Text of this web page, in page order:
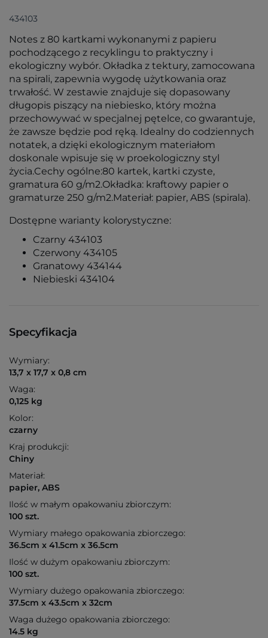
434103
Notes z 80 kartkami wykonanymi z papieru
pochodzącego z recyklingu to praktyczny i
ekologiczny wybór. Okładka z tektury, zamocowana
na spirali, zapewnia wygodę użytkowania oraz
trwałość. W zestawie znajduje się dopasowany
długopis piszący na niebiesko, który można
przechowywać w specjalnej pętelce, co gwarantuje,
że zawsze będzie pod ręką. Idealny do codziennych
notatek, a dzięki ekologicznym materiałom
doskonale wpisuje się w proekologiczny styl
życia.Cechy ogólne:80 kartek, kartki czyste,
gramatura 60 g/m2.Okładka: kraftowy papier o
gramaturze 250 g/m2.Materiał: papier, ABS (spirala).
Dostępne warianty kolorystyczne:
Czarny 434103
Czerwony 434105
Granatowy 434144
Niebieski 434104
Specyfikacja
Wymiary:
13,7 x 17,7 x 0,8 cm
Waga:
0,125 kg
Kolor:
czarny
Kraj produkcji:
Chiny
Materiał:
papier, ABS
Ilość w małym opakowaniu zbiorczym:
100 szt.
Wymiary małego opakowania zbiorczego:
36.5cm x 41.5cm x 36.5cm
Ilość w dużym opakowaniu zbiorczym:
100 szt.
Wymiary dużego opakowania zbiorczego:
37.5cm x 43.5cm x 32cm
Waga dużego opakowania zbiorczego:
14.5 kg